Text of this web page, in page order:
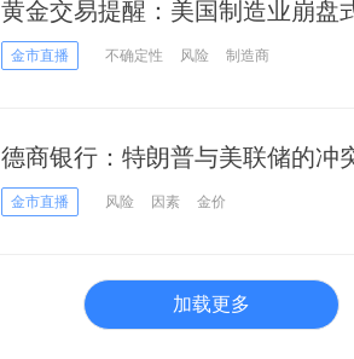
黄金交易提醒：美国制造业崩盘
险之王”刷新历史高点
金市直播 不确定性 风险 制造商
德商银行：特朗普与美联储的冲
盎司3600美元
金市直播 风险 因素 金价
加载更多